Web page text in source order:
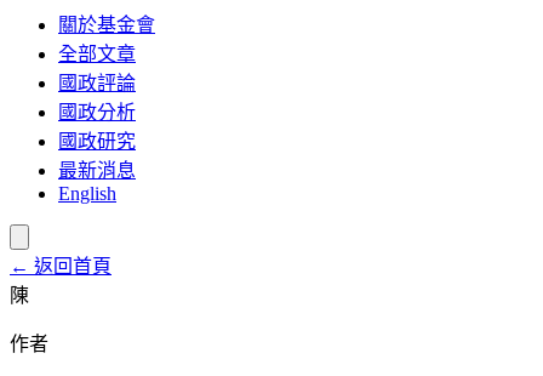
關於基金會
全部文章
國政評論
國政分析
國政研究
最新消息
English
← 返回首頁
陳
作者